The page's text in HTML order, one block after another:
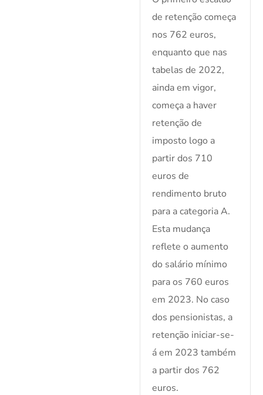
de retenção começa
nos 762 euros,
enquanto que nas
tabelas de 2022,
ainda em vigor,
começa a haver
retenção de
imposto logo a
partir dos 710
euros de
rendimento bruto
para a categoria A.
Esta mudança
reflete o aumento
do salário mínimo
para os 760 euros
em 2023. No caso
dos pensionistas, a
retenção iniciar-se-
á em 2023 também
a partir dos 762
euros.